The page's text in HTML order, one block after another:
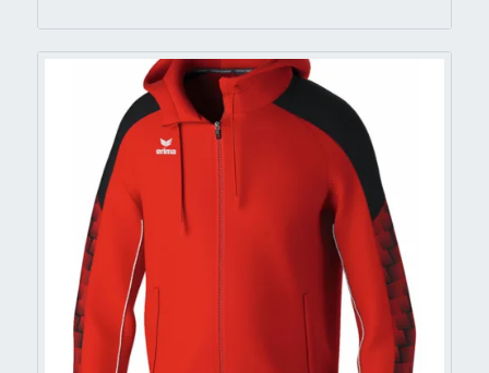
till
339 kr